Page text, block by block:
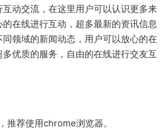
动交流，在这里用户可以认识更多来
在线进行互动，超多最新的资讯信息
领域的新闻动态，用户可以放心的在
优质的服务，自由的在线进行交友互
推荐使用chrome浏览器。